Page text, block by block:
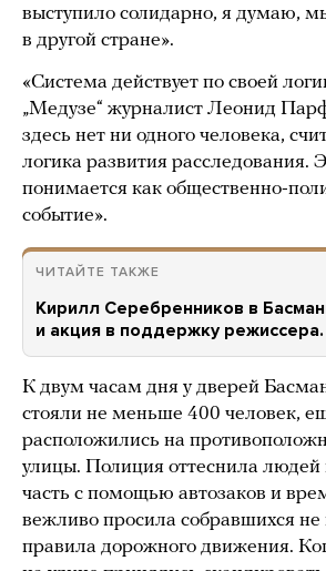
выступило солидарно, я думаю,
в другой стране».
«Система действует по своей
„Медузе“ журналист Леонид
здесь нет ни одного человека,
логика развития расследования.
понимается как общественно-
событие».
ЧИТАЙТЕ ТАКЖЕ
Кирилл Серебренников в
и акция в поддержку
К двум часам дня у дверей
стояли не меньше 400 человек,
расположились на
улицы. Полиция оттеснила
часть с помощью автозаков и
вежливо просила собравшихся не
правила дорожного движения.